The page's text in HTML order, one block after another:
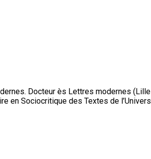
Docteur ès Lettres modernes
en Sociocritique des Textes de